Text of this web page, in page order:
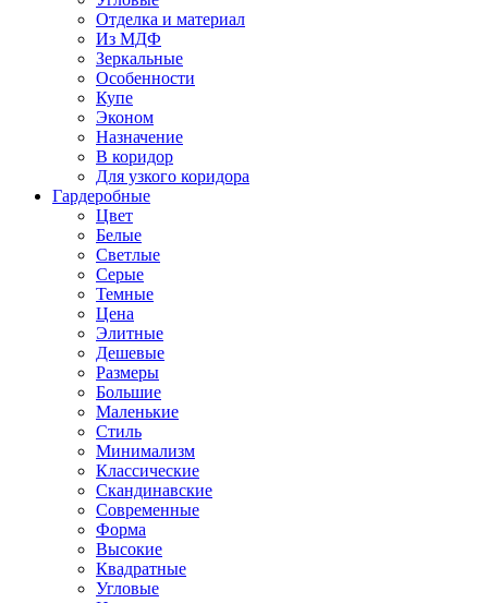
Отделка и материал
Из МДФ
Зеркальные
Особенности
Купе
Эконом
Назначение
В коридор
Для узкого коридора
Гардеробные
Цвет
Белые
Светлые
Серые
Темные
Цена
Элитные
Дешевые
Размеры
Большие
Маленькие
Стиль
Минимализм
Классические
Скандинавские
Современные
Форма
Высокие
Квадратные
Угловые